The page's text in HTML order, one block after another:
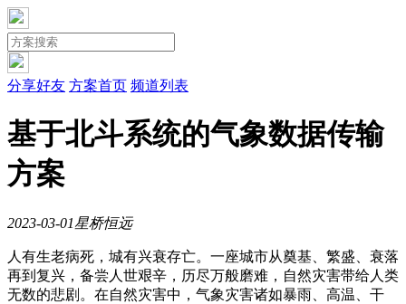
分享好友 方案首页 频道列表
基于北斗系统的气象数据传输
方案
2023-03-01星桥恒远
人有生老病死，城有兴衰存亡。一座城市从奠基、繁盛、衰落
再到复兴，备尝人世艰辛，历尽万般磨难，自然灾害带给人类
无数的悲剧。在自然灾害中，气象灾害诸如暴雨、高温、干